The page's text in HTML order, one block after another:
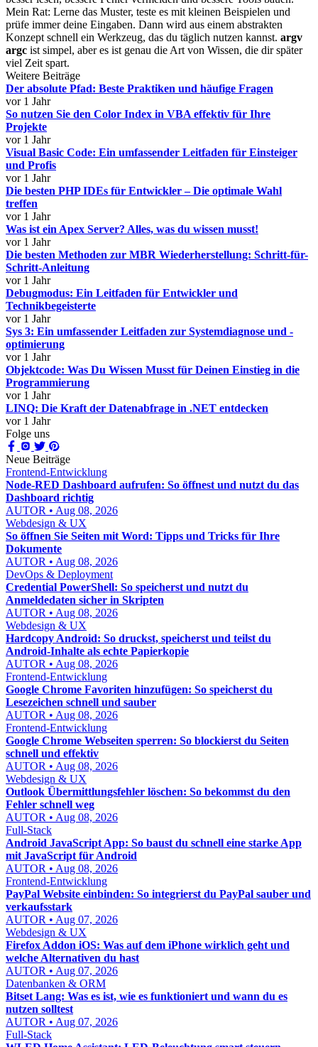
Mein Rat: Lerne das Muster, teste es mit kleinen Beispielen und
prüfe immer deine Eingaben. Dann wird aus einem abstrakten
Konzept schnell ein Werkzeug, das du täglich nutzen kannst. argv
argc ist simpel, aber es ist genau die Art von Wissen, die dir später
viel Zeit spart.
Weitere Beiträge
Der absolute Pfad: Beste Praktiken und häufige Fragen
vor 1 Jahr
So nutzen Sie den Color Index in VBA effektiv für Ihre
Projekte
vor 1 Jahr
Visual Basic Code: Ein umfassender Leitfaden für Einsteiger
und Profis
vor 1 Jahr
Die besten PHP IDEs für Entwickler – Die optimale Wahl
treffen
vor 1 Jahr
Was ist ein Apex Server? Alles, was du wissen musst!
vor 1 Jahr
Die besten Methoden zur MBR Wiederherstellung: Schritt-für-
Schritt-Anleitung
vor 1 Jahr
Debugmodus: Ein Leitfaden für Entwickler und
Technikbegeisterte
vor 1 Jahr
Sys 3: Ein umfassender Leitfaden zur Systemdiagnose und -
optimierung
vor 1 Jahr
Objektcode: Was Du Wissen Musst für Deinen Einstieg in die
Programmierung
vor 1 Jahr
LINQ: Die Kraft der Datenabfrage in .NET entdecken
vor 1 Jahr
Folge uns
Neue Beiträge
Frontend-Entwicklung
Node-RED Dashboard aufrufen: So öffnest und nutzt du das
Dashboard richtig
AUTOR • Aug 08, 2026
Webdesign & UX
So öffnen Sie Seiten mit Word: Tipps und Tricks für Ihre
Dokumente
AUTOR • Aug 08, 2026
DevOps & Deployment
Credential PowerShell: So speicherst und nutzt du
Anmeldedaten sicher in Skripten
AUTOR • Aug 08, 2026
Webdesign & UX
Hardcopy Android: So druckst, speicherst und teilst du
Android-Inhalte als echte Papierkopie
AUTOR • Aug 08, 2026
Frontend-Entwicklung
Google Chrome Favoriten hinzufügen: So speicherst du
Lesezeichen schnell und sauber
AUTOR • Aug 08, 2026
Frontend-Entwicklung
Google Chrome Webseiten sperren: So blockierst du Seiten
schnell und effektiv
AUTOR • Aug 08, 2026
Webdesign & UX
Outlook Übermittlungsfehler löschen: So bekommst du den
Fehler schnell weg
AUTOR • Aug 08, 2026
Full-Stack
Android JavaScript App: So baust du schnell eine starke App
mit JavaScript für Android
AUTOR • Aug 08, 2026
Frontend-Entwicklung
PayPal Website einbinden: So integrierst du PayPal sauber und
verkaufsstark
AUTOR • Aug 07, 2026
Webdesign & UX
Firefox Addon iOS: Was auf dem iPhone wirklich geht und
welche Alternativen du hast
AUTOR • Aug 07, 2026
Datenbanken & ORM
Bitset Lang: Was es ist, wie es funktioniert und wann du es
nutzen solltest
AUTOR • Aug 07, 2026
Full-Stack